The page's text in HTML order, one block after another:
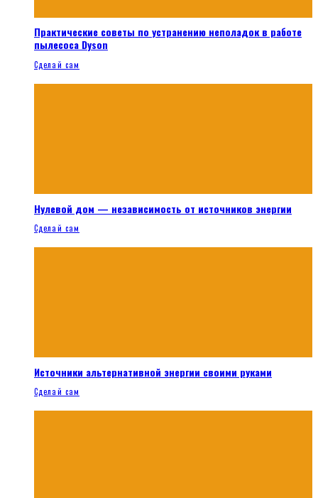
Практические советы по устранению неполадок в работе
пылесоса Dyson
Сделай сам
Нулевой дом — независимость от источников энергии
Сделай сам
Источники альтернативной энергии своими руками
Сделай сам